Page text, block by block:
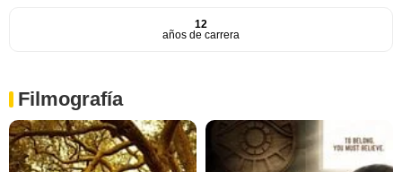
12
años de carrera
Filmografía